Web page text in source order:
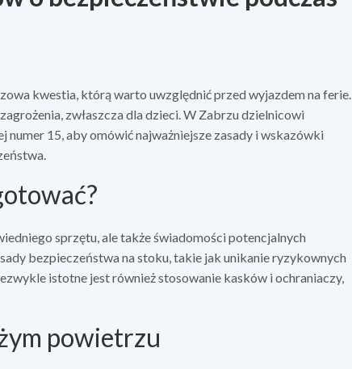
kwestia, którą warto uwzględnić przed wyjazdem na ferie.
zwłaszcza dla dzieci. W Zabrzu dzielnicowi
15, aby omówić najważniejsze zasady i wskazówki
sprzętu, ale także świadomości potencjalnych
bezpieczeństwa na stoku, takie jak unikanie ryzykownych
istotne jest również stosowanie kasków i ochraniaczy,
powietrzu